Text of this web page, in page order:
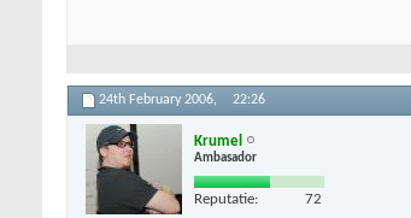
24th February 2006, 22:26
Krumel
Ambasador
Reputatie: 72